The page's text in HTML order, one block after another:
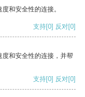
和安全性的连接。
支持[0] 反对[0]
和安全性的连接，并帮
支持[0] 反对[0]